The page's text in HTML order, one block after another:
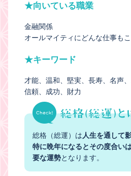
★向いている職業
金融関係
オールマイティにどんな仕事も
★キーワード
才能 温和 堅実 長寿 名声
信頼
成功 財力
総格（総運）は 人生を通して
特に晩年になるとその度合い
要な運勢となります。